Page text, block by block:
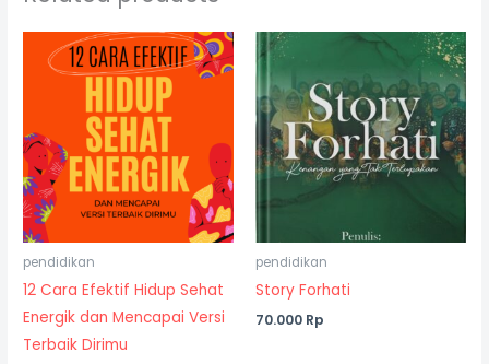
pendidikan
12 Cara Efektif Hidup Sehat
Energik dan Mencapai Versi
Terbaik Dirimu
pendidikan
Story Forhati
70.000 Rp